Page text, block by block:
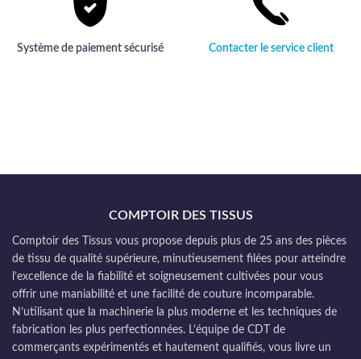
Système de paiement sécurisé Contacter le service client
COMPTOIR DES TISSUS
Comptoir des Tissus vous propose depuis plus de 25 ans des pièces
de tissu de qualité supérieure, minutieusement filées pour atteindre
l’excellence de la fiabilité et soigneusement cultivées pour vous
offrir une maniabilité et une facilité de couture incomparable.
N’utilisant que la machinerie la plus moderne et les techniques de
fabrication les plus perfectionnées. L’équipe de CDT de
commerçants expérimentés et hautement qualifiés, vous livre un